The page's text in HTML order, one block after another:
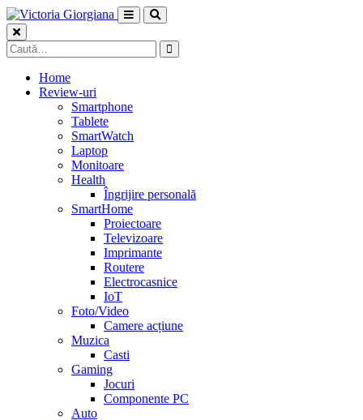
Skip
to
content
Caută
după:
Home
Review-uri
Smartphone
Tablete
SmartWatch
Laptop
Monitoare
Health
Îngrijire personală
SmartHome
Proiectoare
Televizoare
Imprimante
Routere
Electrocasnice
IoT
Foto/Video
Camere acțiune
Muzica
Casti
Gaming
Jocuri
Componente PC
Auto